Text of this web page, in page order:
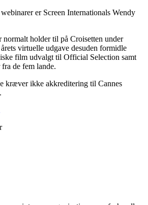
er Screen Internationals Wendy
normalt holder til på Croisetten under
virtuelle udgave desuden formidle
film udvalgt til Official Selection samt
de fem lande.
kræver ikke akkreditering til Cannes